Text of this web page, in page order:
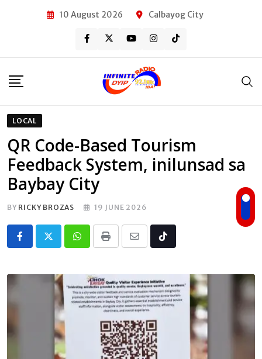
10 August 2026 Calbayog City
LOCAL
QR Code-Based Tourism
Feedback System, inilunsad sa
Baybay City
BY RICKY BROZAS 19 JUNE 2026
Whatsapp
Print
Share
Email
Tiktok